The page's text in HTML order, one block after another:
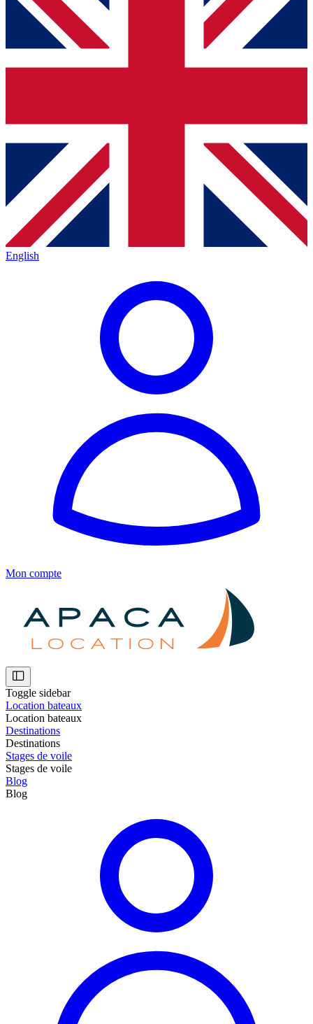
English
Mon compte
Toggle sidebar
Location bateaux
Location bateaux
Destinations
Destinations
Stages de voile
Stages de voile
Blog
Blog